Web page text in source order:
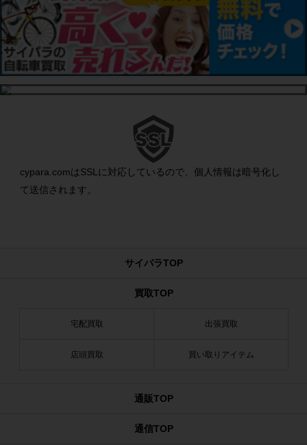
cypara.comはSSLに対応しているので、個人情報は暗号化し
て送信されます。
サイパラTOP
買取TOP
宅配買取 出張買取
店頭買取 買い取りアイテム
通販TOP
通信TOP